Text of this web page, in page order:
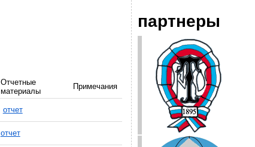
Отчетные
материалы
Примечания
отчет
отчет
партнеры